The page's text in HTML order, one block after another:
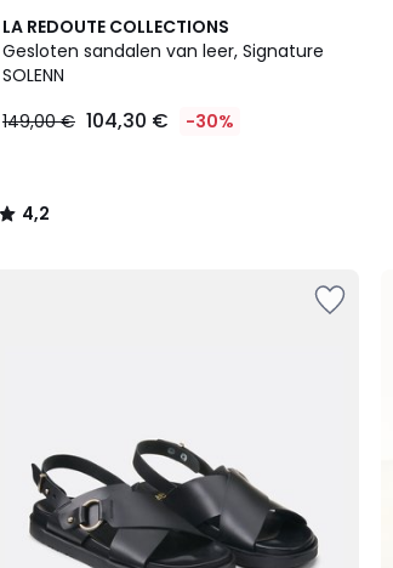
LA REDOUTE COLLECTIONS
Gesloten sandalen van leer, Signature
SOLENN
149,00 € 104,30 € -30%
4,2
/ 5
4,2
/